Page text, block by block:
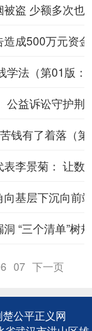
被盗 少额多次
造成500万元资
学法（第01版
公益诉讼守护
苦钱有了着落（
表李景菊： 让
向基层下沉向
洞 “三个清单”
07 下一页
公平正义网